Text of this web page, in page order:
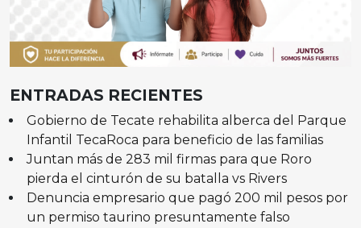
ENTRADAS RECIENTES
Gobierno de Tecate rehabilita alberca del Parque
Infantil TecaRoca para beneficio de las familias
Juntan más de 283 mil firmas para que Roro
pierda el cinturón de su batalla vs Rivers
Denuncia empresario que pagó 200 mil pesos por
un permiso taurino presuntamente falso